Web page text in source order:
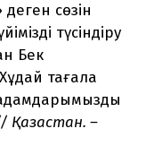
деген сөзін
түсіндіру
Бек
тағала
Қазақстан. –